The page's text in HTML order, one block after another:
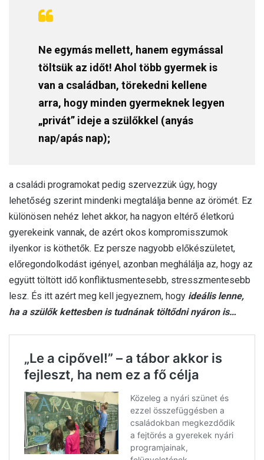
Ne egymás mellett, hanem egymással
töltsük az időt! Ahol több gyermek is
van a családban, törekedni kellene
arra, hogy minden gyermeknek legyen
„privát” ideje a szülőkkel (anyás
nap/apás nap);
a családi programokat pedig szervezzük úgy, hogy
lehetőség szerint mindenki megtalálja benne az örömét. Ez
különösen nehéz lehet akkor, ha nagyon eltérő életkorú
gyerekeink vannak, de azért okos kompromisszumok
ilyenkor is köthetők. Ez persze nagyobb előkészületet,
előregondolkodást igényel, azonban meghálálja az, hogy az
együtt töltött idő konfliktusmentesebb, stresszmentesebb
lesz. És itt azért meg kell jegyeznem, hogy ideális lenne,
ha a szülők kettesben is tudnának töltődni nyáron is…